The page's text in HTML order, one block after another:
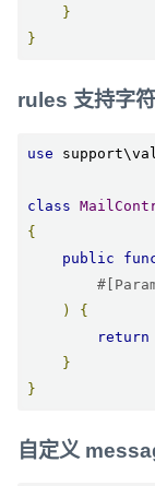
}
}
rules 支持字
use
class
{
public
)
{
return
}
}
自定义